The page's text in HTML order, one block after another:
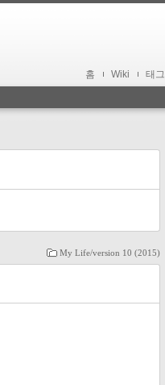
홈 Wiki 태그
My Life/version 10 (2015)